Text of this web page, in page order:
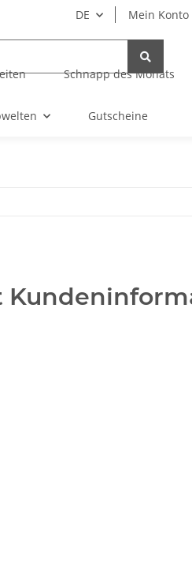
DE Mein Konto
Schnapp des Monats
Gutscheine